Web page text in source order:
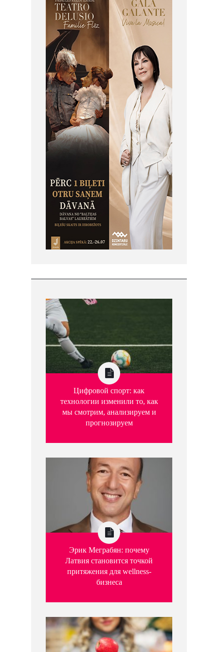
Цифровой спорт: как
технологии изменили то, как
мы смотрим, анализируем и
прогнозируем
Эрик Меграбян: почему
Латвия становится точкой
притяжения для wellness-
бизнеса